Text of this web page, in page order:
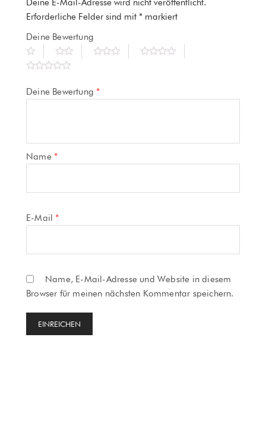
Deine E-Mail-Adresse wird nicht veröffentlicht.
Erforderliche Felder sind mit * markiert
Deine Bewertung
Deine Bewertung *
Name *
E-Mail *
Name, E-Mail-Adresse und Website in diesem
Browser für meinen nächsten Kommentar speichern.